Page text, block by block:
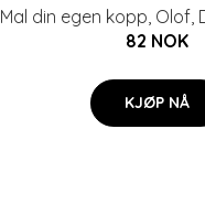
Mal din egen kopp, Olof,
82 NOK
KJØP NÅ